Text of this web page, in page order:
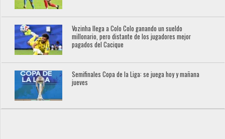
Vozinha llega a Colo Colo ganando un sueldo
millonario, pero distante de los jugadores mejor
pagados del Cacique
Semifinales Copa de la Liga: se juega hoy y mañana
jueves